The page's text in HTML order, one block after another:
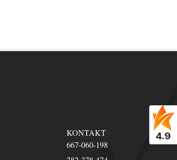
4.9
KONTAKT
667-060-198